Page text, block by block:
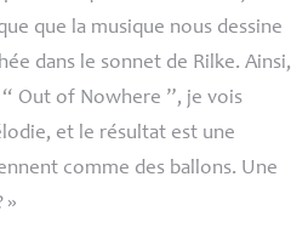
que la musique nous dessine
dans le sonnet de Rilke. Ainsi,
“ Out of Nowhere ”, je vois
et le résultat est une
comme des ballons. Une
»